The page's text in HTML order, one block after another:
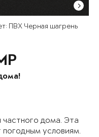
ПВХ Черная шагрень
частного дома. Эта
условиям.